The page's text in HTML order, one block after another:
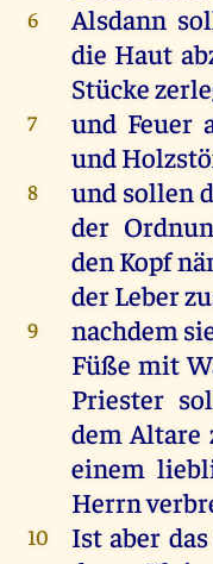
6
Alsdann
die Haut
Stücke
7
und Feuer
und
8
und sollen
der
den Kopf
der Leber
9
nachdem
Füße mit
Priester
dem Altare
einem
Herrn
10
Ist aber